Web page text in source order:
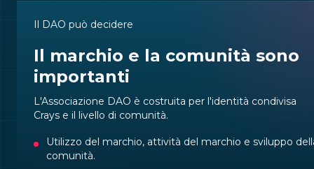
Il DAO può decidere
Il marchio e la comunità sono
importanti
L'Associazione DAO è costruita per l'identità condivisa
Crays e il livello di comunità.
Utilizzo del marchio, attività del marchio e sviluppo
comunità.